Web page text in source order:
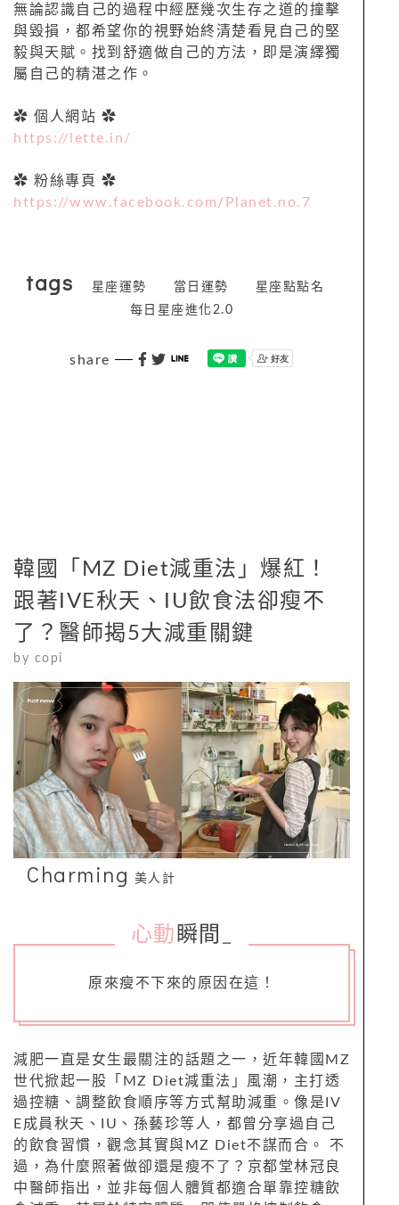
無論認識自己的過程中經歷幾次生存之道的撞擊
與毀損，都希望你的視野始終清楚看見自己的堅
毅與天賦。找到舒適做自己的方法，即是演繹獨
屬自己的精湛之作。
✿ 個人網站 ✿
https://lette.in/
✿ 粉絲專頁 ✿
https://www.facebook.com/Planet.no.7
tags 星座運勢 當日運勢
星座點點名
每日星座進化2.0
share
韓國「MZ Diet減重法」爆紅！
跟著IVE秋天、IU飲食法卻瘦不
了？醫師揭5大減重關鍵
by copi
Charming 美人計
心動 瞬間
原來瘦不下來的原因在這！
減肥一直是女生最關注的話題之一，近年韓國MZ
世代掀起一股「MZ Diet減重法」風潮，主打透
過控糖、調整飲食順序等方式幫助減重。像是IV
E成員秋天、IU、孫藝珍等人，都曾分享過自己
的飲食習慣，觀念其實與MZ Diet不謀而合。 不
過，為什麼照著做卻還是瘦不了？京都堂林冠良
中醫師指出，並非每個人體質都適合單靠控糖飲